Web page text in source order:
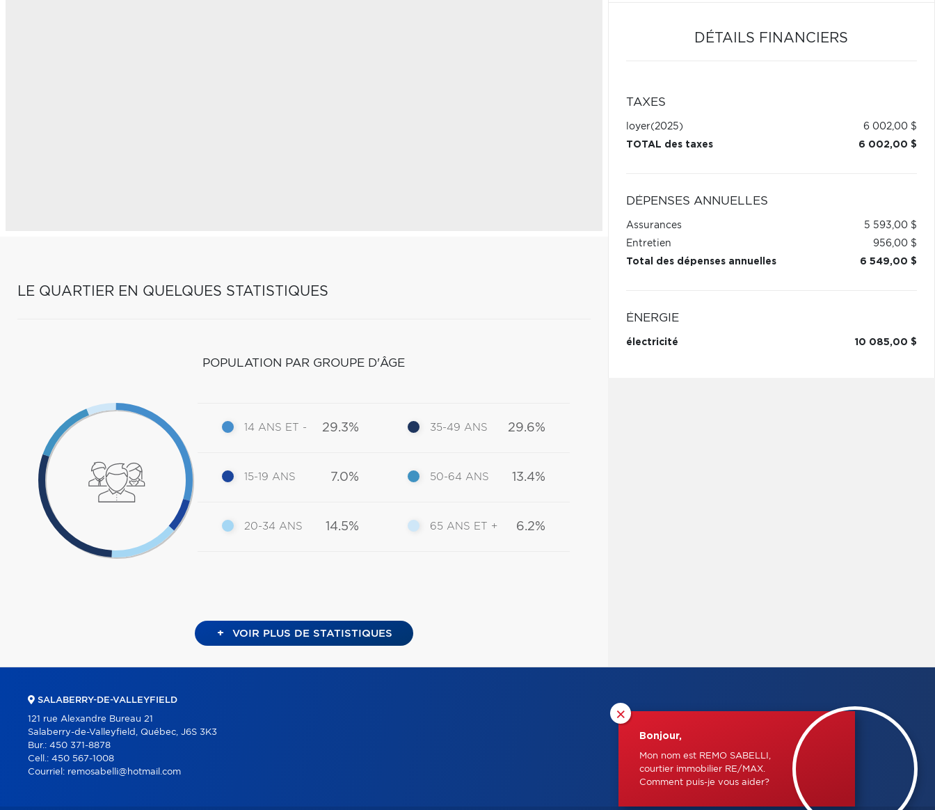
LE QUARTIER EN QUELQUES STATISTIQUES
POPULATION PAR GROUPE D'ÂGE
14 ANS ET - 29.3%
15-19 ANS 7.0%
20-34 ANS 14.5%
35-49 ANS 29.6%
50-64 ANS 13.4%
65 ANS ET + 6.2%
+ VOIR PLUS DE STATISTIQUES
DÉTAILS FINANCIERS
TAXES
loyer(2025)
6 002,00 $
TOTAL des taxes
6 002,00 $
DÉPENSES ANNUELLES
Assurances
5 593,00 $
Entretien
956,00 $
Total des dépenses annuelles
6 549,00 $
ÉNERGIE
électricité 10 085,00 $
×
Bonjour,
Mon nom est REMO SABELLI,
courtier immobilier RE/MAX.
Comment puis-je vous aider?
SALABERRY-DE-VALLEYFIELD
121 rue Alexandre Bureau 21
Salaberry-de-Valleyfield, Québec, J6S 3K3
Bur.: 450 371-8878
Cell.: 450 567-1008
Courriel: remosabelli@hotmail.com